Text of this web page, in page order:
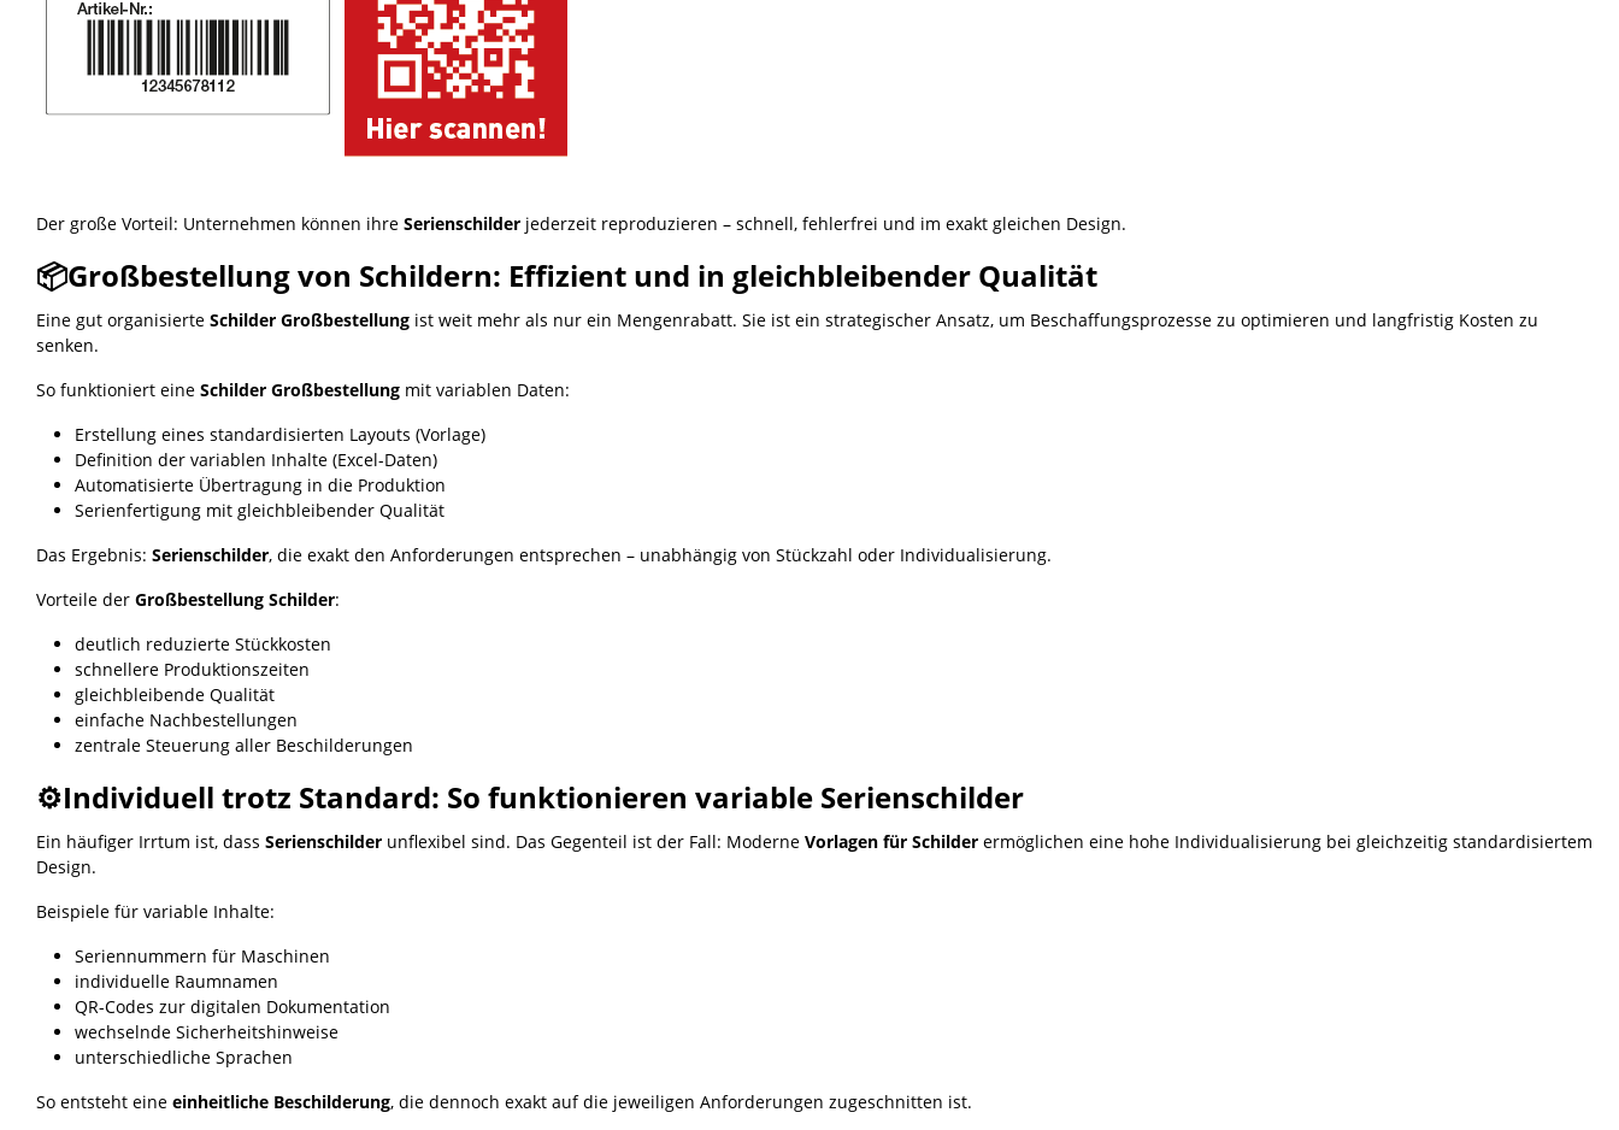
Der große Vorteil: Unternehmen können ihre Serienschilder jederzeit reproduzieren – schnell, fehlerfrei und im exakt gleichen Design.
📦Großbestellung von Schildern: Effizient und in gleichbleibender Qualität
Eine gut organisierte Schilder Großbestellung ist weit mehr als nur ein Mengenrabatt. Sie ist ein strategischer Ansatz, um Beschaffungsprozesse zu optimieren und langfristig Kosten zu
senken.
So funktioniert eine Schilder Großbestellung mit variablen Daten:
Erstellung eines standardisierten Layouts (Vorlage)
Definition der variablen Inhalte (Excel-Daten)
Automatisierte Übertragung in die Produktion
Serienfertigung mit gleichbleibender Qualität
Das Ergebnis: Serienschilder, die exakt den Anforderungen entsprechen – unabhängig von Stückzahl oder Individualisierung.
Vorteile der Großbestellung Schilder:
deutlich reduzierte Stückkosten
schnellere Produktionszeiten
gleichbleibende Qualität
einfache Nachbestellungen
zentrale Steuerung aller Beschilderungen
⚙️Individuell trotz Standard: So funktionieren variable Serienschilder
Ein häufiger Irrtum ist, dass Serienschilder unflexibel sind. Das Gegenteil ist der Fall: Moderne Vorlagen für Schilder ermöglichen eine hohe Individualisierung bei gleichzeitig standardisiertem
Design.
Beispiele für variable Inhalte:
Seriennummern für Maschinen
individuelle Raumnamen
QR-Codes zur digitalen Dokumentation
wechselnde Sicherheitshinweise
unterschiedliche Sprachen
So entsteht eine einheitliche Beschilderung, die dennoch exakt auf die jeweiligen Anforderungen zugeschnitten ist.